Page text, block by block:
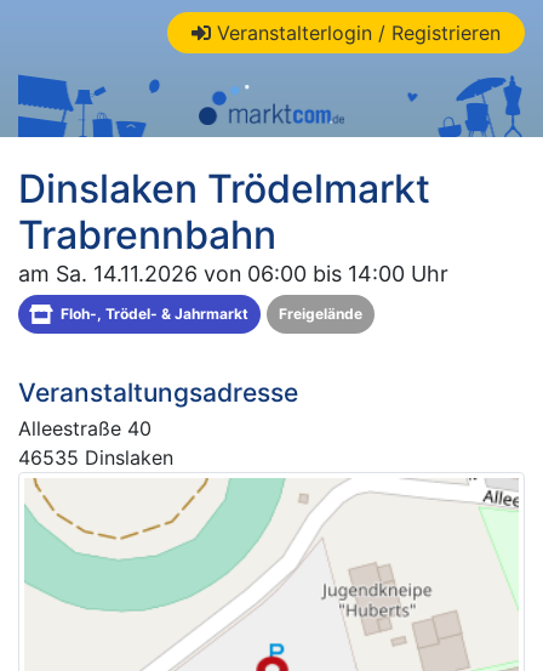
Veranstalterlogin / Registrieren
Dinslaken Trödelmarkt
Trabrennbahn
am Sa. 14.11.2026 von 06:00 bis 14:00 Uhr
Floh-, Trödel- & Jahrmarkt Freigelände
Veranstaltungsadresse
Alleestraße 40
46535 Dinslaken